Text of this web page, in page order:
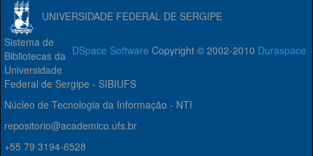
UNIVERSIDADE FEDERAL DE SERGIPE
DSpace Software Copyright © 2002-2010 Duraspace
Sistema de
Bibliotecas da
Universidade
Federal de Sergipe - SIBIUFS
Núcleo de Tecnologia da Informação - NTI
repositorio@academico.ufs.br
+55 79 3194-6528